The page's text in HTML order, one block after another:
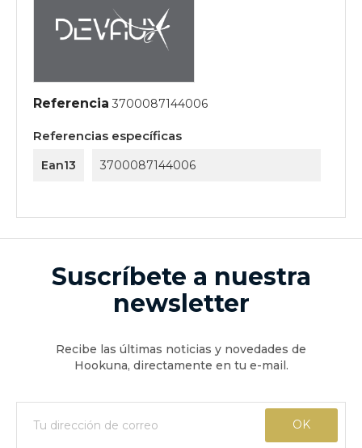
Referencia 3700087144006
Referencias específicas
Ean13 3700087144006
Suscríbete a nuestra
newsletter
Recibe las últimas noticias y novedades de
Hookuna, directamente en tu e-mail.